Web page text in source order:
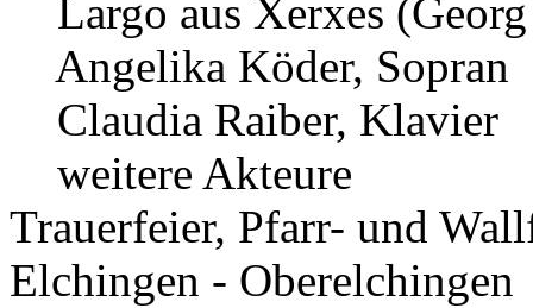
Largo aus Xerxes
Angelika Köder, Sopran
Claudia Raiber, Klavier
weitere Akteure
Trauerfeier, Pfarr- und
Elchingen - Oberelchingen